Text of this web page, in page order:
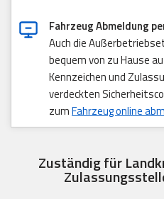
Fahrzeug Abmeldung
Auch die
bequem von zu Hause
Kennzeichen und
verdeckten
zumFahrzeug online
Zuständig für